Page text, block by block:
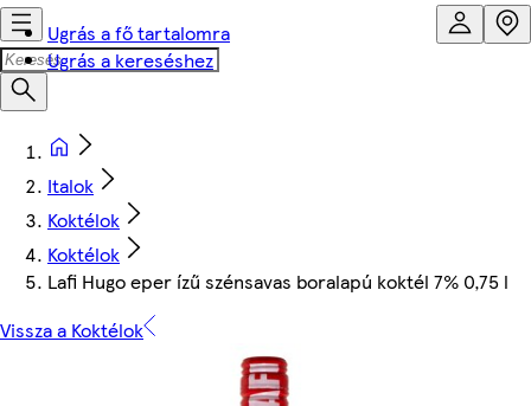
Ugrás a fő tartalomra
Ugrás a kereséshez
Italok
Koktélok
Koktélok
Lafi Hugo eper ízű szénsavas boralapú koktél 7% 0,75 l
Vissza a Koktélok